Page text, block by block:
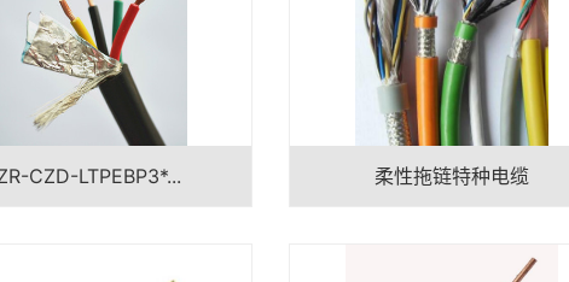
CZD-LTPEBP3*... 柔性拖链特种电缆